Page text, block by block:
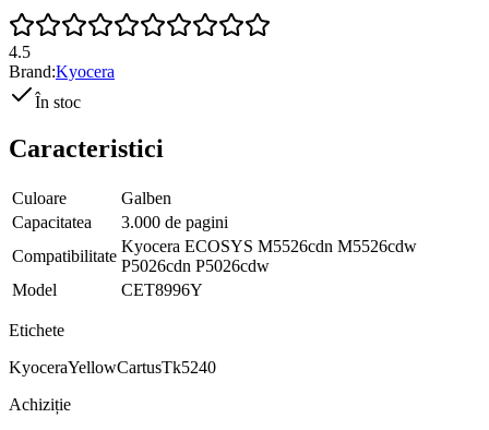
4.5
Brand:Kyocera
În stoc
Caracteristici
Culoare
Galben
Capacitatea
3.000 de pagini
Compatibilitate
Kyocera ECOSYS M5526cdn M5526cdw
P5026cdn P5026cdw
Model
CET8996Y
Etichete
KyoceraYellowCartusTk5240
Achiziție